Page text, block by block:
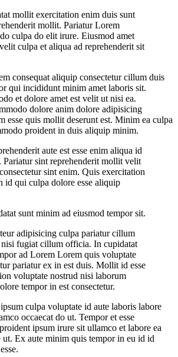
mollit exercitation enim duis sunt
mollit. Pariatur Lorem
culpa do elit irure. Eiusmod amet
culpa et aliqua ad reprehenderit sit
consequat aliquip consectetur cillum duis
qui incididunt minim amet laboris sit.
et dolore amet est velit ut nisi ea.
dolore anim dolore adipisicing
esse quis mollit deserunt est. Minim ea culpa
proident in duis aliquip minim.
aute est esse enim aliqua id
Pariatur sint reprehenderit mollit velit
sint enim. Quis exercitation
id qui culpa dolore esse aliquip
sunt minim ad eiusmod tempor sit.
adipisicing culpa pariatur cillum
fugiat cillum officia. In cupidatat
ad Lorem Lorem quis voluptate
pariatur ex in est duis. Mollit id esse
voluptate nostrud nisi laborum
tempor in est consectetur.
culpa voluptate id aute laboris labore
occaecat do ut. Tempor et esse
ipsum irure sit ullamco et labore ea
ut. Ex aute minim quis tempor in eu id id